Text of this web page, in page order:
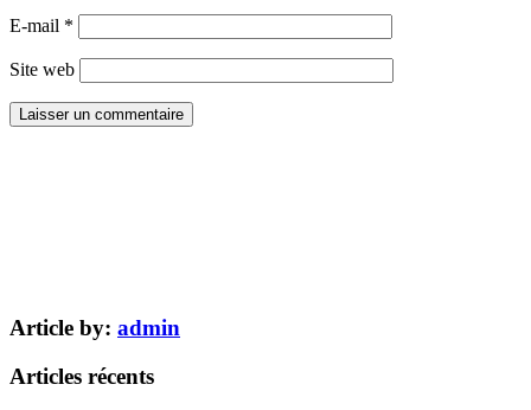
E-mail *
Site web
Article by: admin
Articles récents